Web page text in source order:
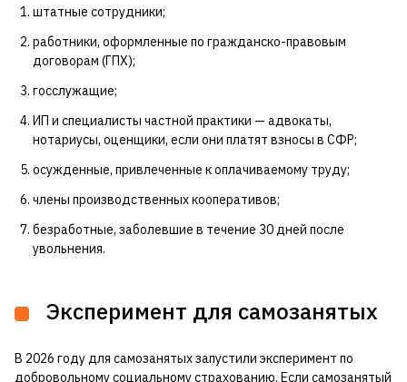
штатные сотрудники;
работники, оформленные по гражданско-правовым
договорам (ГПХ);
госслужащие;
ИП и специалисты частной практики — адвокаты,
нотариусы, оценщики, если они платят взносы в СФР;
осужденные, привлеченные к оплачиваемому труду;
члены производственных кооперативов;
безработные, заболевшие в течение 30 дней после
увольнения.
Эксперимент для самозанятых
В 2026 году для самозанятых запустили эксперимент по
добровольному социальному страхованию. Если самозанятый